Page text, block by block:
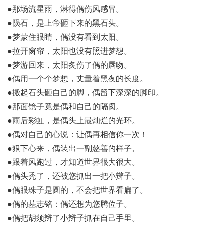
●那场流星雨，淋得偶伤风感冒。
●陨石，是上帝砸下来的黑石头。
●梦蒙住眼睛，偶没有看到太阳。
●拉开窗帘，太阳也没有照进梦想。
●梦游回来，太阳炙伤了偶的唇吻。
●偶用一个个梦想，丈量着黑夜的长度。
●搬起石头砸自己的脚，偶留下深深的脚印。
●那面镜子竟是偶和自己的隔阂。
●雨后彩虹，是偶头上最灿烂的光环。
●偶对自己的心说：让偶再相信你一次！
●狠下心来，偶装出一副慈善的样子。
●跟着风跑过，才知道世界很大很大。
●偶头秃了，还被您抓出一把小辫子。
●偶眼珠子是圆的，不会把世界看扁了。
●偶的墓志铭：偶还想为您腾位子。
●偶把胡须辫了小辫子抓在自己手里。